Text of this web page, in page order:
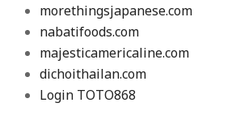
morethingsjapanese.com
nabatifoods.com
majesticamericaline.com
dichoithailan.com
Login TOTO868